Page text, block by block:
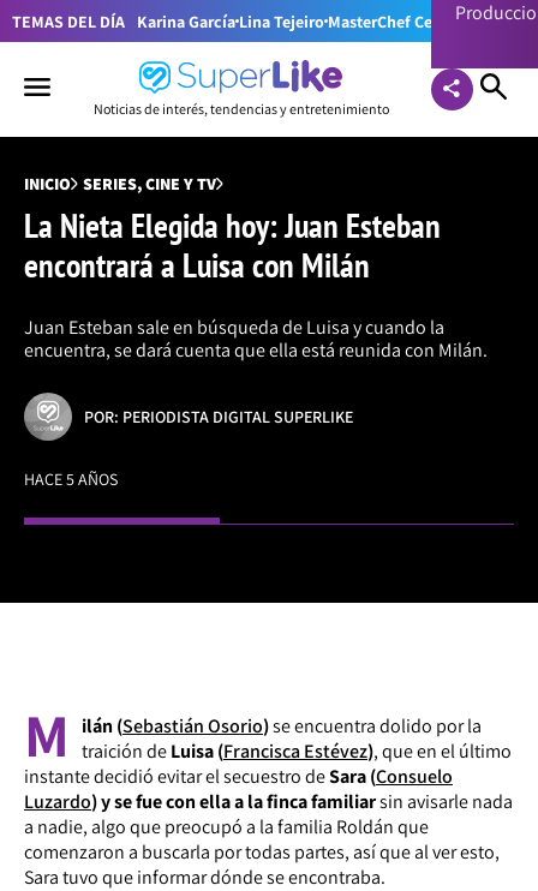
TEMAS DEL DÍA Karina García Lina Tejeiro MasterChef Celebrity
Noticias de interés, tendencias y entretenimiento
INICIO SERIES, CINE Y TV
La Nieta Elegida hoy: Juan Esteban
encontrará a Luisa con Milán
Juan Esteban sale en búsqueda de Luisa y cuando la
encuentra, se dará cuenta que ella está reunida con Milán.
POR: PERIODISTA DIGITAL SUPERLIKE
HACE 5 AÑOS
M ilán (Sebastián Osorio)se encuentra dolido por la
traición deLuisa (Francisca Estévez), que en el último
instante decidió evitar el secuestro deSara (Consuelo
Luzardo) y se fue con ella a la finca familiarsin avisarle nada
a nadie, algo que preocupó a la familia Roldán que
comenzaron a buscarla por todas partes, así que al ver esto,
Sara tuvo que informar dónde se encontraba.